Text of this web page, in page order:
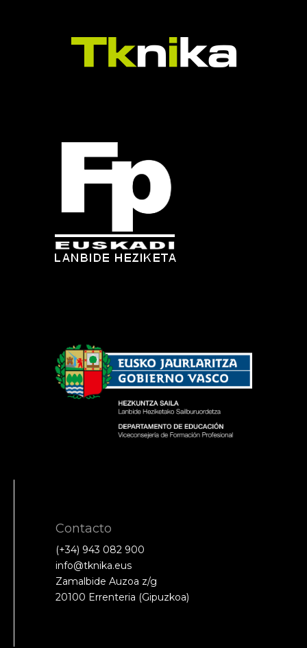
Contacto
(+34) 943 082 900
info@tknika.eus
Zamalbide Auzoa z/g
20100 Errenteria (Gipuzkoa)